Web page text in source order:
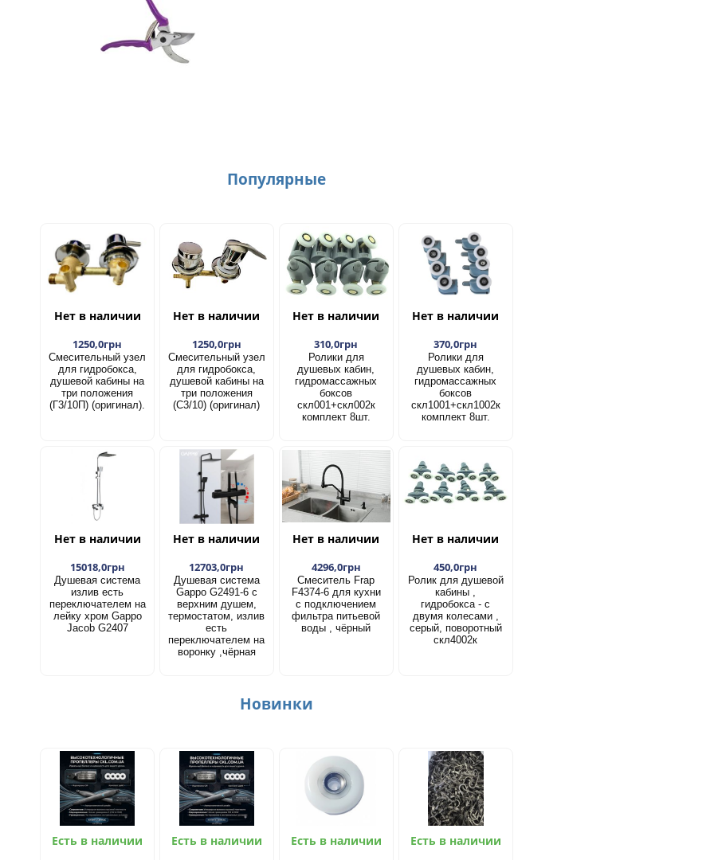
Популярные
Нет в наличии
1250,0грн
Смесительный узел
для гидробокса,
душевой кабины на
три положения
(Г3/10П) (оригинал).
Нет в наличии
1250,0грн
Смесительный узел
для гидробокса,
душевой кабины на
три положения
(С3/10) (оригинал)
Нет в наличии
310,0грн
Ролики для
душевых кабин,
гидромассажных
боксов
скл001+скл002к
комплект 8шт.
Нет в наличии
370,0грн
Ролики для
душевых кабин,
гидромассажных
боксов
скл1001+скл1002к
комплект 8шт.
Нет в наличии
15018,0грн
Душевая система
излив есть
переключателем на
лейку хром Gappo
Jacob G2407
Нет в наличии
12703,0грн
Душевая система
Gappo G2491-6 с
верхним душем,
термостатом, излив
есть
переключателем на
воронку ,чёрная
Нет в наличии
4296,0грн
Смеситель Frap
F4374-6 для кухни
с подключением
фильтра питьевой
воды , чёрный
Нет в наличии
450,0грн
Ролик для душевой
кабины ,
гидробокса - с
двумя колесами ,
серый, поворотный
скл4002к
Новинки
Есть в наличии Есть в наличии Есть в наличии Есть в наличии